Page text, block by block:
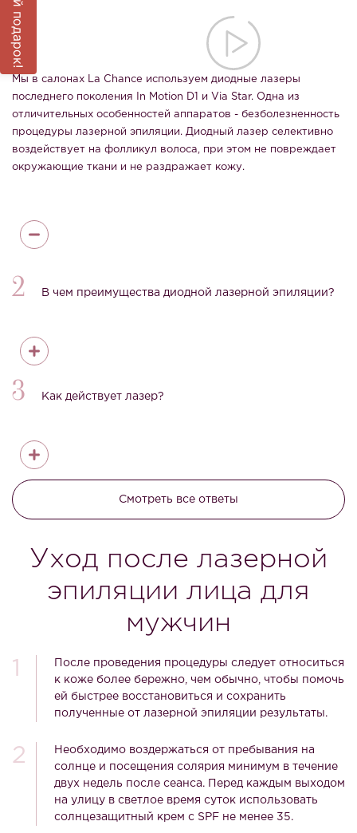
Мы в салонах La Chance используем диодные лазеры
последнего поколения In Motion D1 и Via Star. Одна из
отличительных особенностей аппаратов - безболезненность
процедуры лазерной эпиляции. Диодный лазер селективно
воздействует на фолликул волоса, при этом не повреждает
окружающие ткани и не раздражает кожу.
2 В чем преимущества диодной лазерной эпиляции?
3 Как действует лазер?
Смотреть все ответы
Уход после лазерной
эпиляции лица для
мужчин
После проведения процедуры следует относиться
к коже более бережно, чем обычно, чтобы помочь
ей быстрее восстановиться и сохранить
полученные от лазерной эпиляции результаты.
Необходимо воздержаться от пребывания на
солнце и посещения солярия минимум в течение
двух недель после сеанса. Перед каждым выходом
на улицу в светлое время суток использовать
солнцезащитный крем с SPF не менее 35.